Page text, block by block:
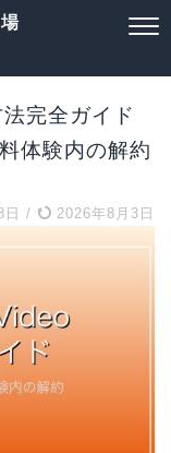
完全ガイド
体験内の解約
/ 2026年8月3日